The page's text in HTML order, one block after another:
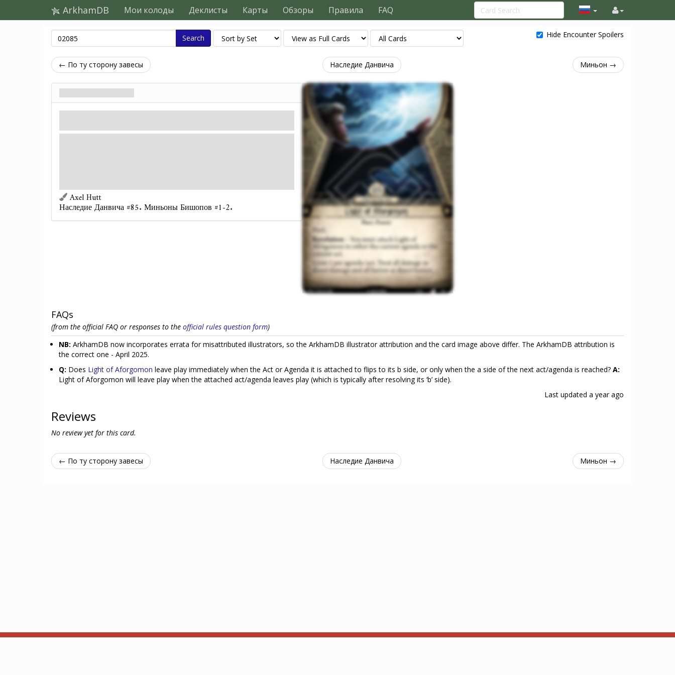
ArkhamDB Мои колоды Деклисты Карты Обзоры Правила FAQ
Search Hide Encounter Spoilers
← По ту сторону завесы Наследие Данвича Миньон →
Axel Hutt
Наследие Данвича #85. Миньоны Бишопов #1-2.
FAQs
(from the official FAQ or responses to the official rules question form)
NB: ArkhamDB now incorporates errata for misattributed illustrators, so the ArkhamDB illustrator attribution and the card image above differ. The ArkhamDB attribution is
the correct one - April 2025.
Q: Does Light of Aforgomon leave play immediately when the Act or Agenda it is attached to flips to its b side, or only when the a side of the next act/agenda is reached? A:
Light of Aforgomon will leave play when the attached act/agenda leaves play (which is typically after resolving its ‘b’ side).
Last updated a year ago
Reviews
No review yet for this card.
← По ту сторону завесы Наследие Данвича Миньон →